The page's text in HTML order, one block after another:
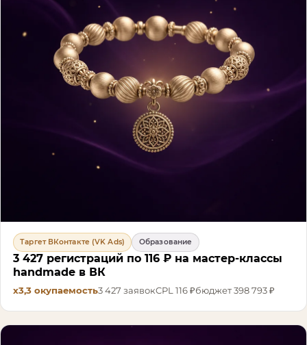
Таргет ВКонтакте (VK Ads) Образование
3 427 регистраций по 116 ₽ на мастер-классы
handmade в ВК
х3,3окупаемость3 427 заявокCPL 116 ₽бюджет398 793 ₽